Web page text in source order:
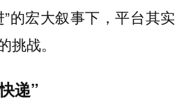
的宏大叙事下，平台其实
挑战。
递”